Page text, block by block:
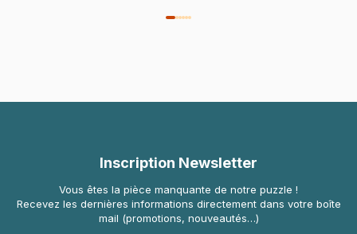
Inscription Newsletter
Vous êtes la pièce manquante de notre puzzle !
Recevez les dernières informations directement dans votre boîte
mail (promotions, nouveautés…)